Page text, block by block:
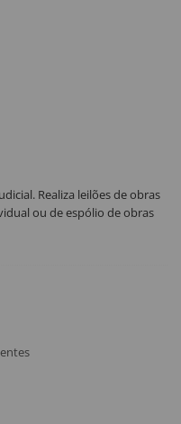
Realiza leilões de obras
ou de espólio de obras